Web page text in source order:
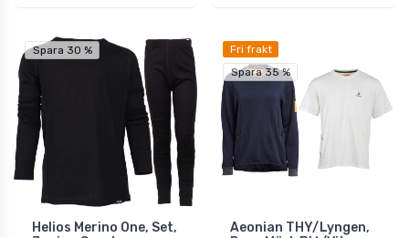
Spara 30 %
Helios Merino One, Set,
Fri frakt
Spara 35 %
Aeonian THY/Lyngen,